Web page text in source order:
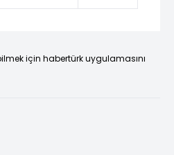
için habertürk uygulamasını